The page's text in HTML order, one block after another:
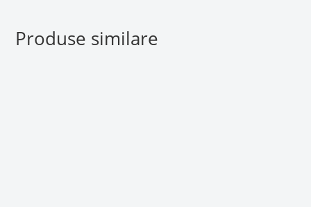
Produse similare